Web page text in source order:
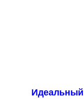
Идеальный